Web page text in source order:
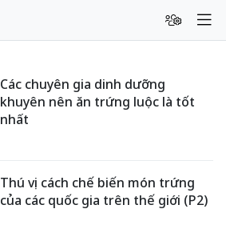
Các chuyên gia dinh dưỡng
khuyên nên ăn trứng luộc là tốt
nhất
Thú vị cách chế biến món trứng
của các quốc gia trên thế giới (P2)